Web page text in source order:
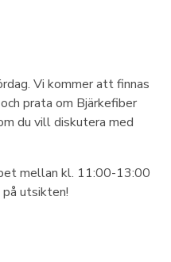
Vi kommer att finnas
prata om Bjärkefiber
du vill diskutera med
mellan kl. 11:00-13:00
utsikten!